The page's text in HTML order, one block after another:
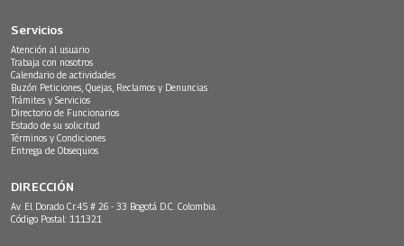
Servicios
Atención al usuario
Trabaja con nosotros
Calendario de actividades
Buzón Peticiones, Quejas, Reclamos y Denuncias
Trámites y Servicios
Directorio de Funcionarios
Estado de su solicitud
Términos y Condiciones
Entrega de Obsequios
DIRECCIÓN
Av. El Dorado Cr.45 # 26 - 33 Bogotá D.C. Colombia.
Código Postal: 111321